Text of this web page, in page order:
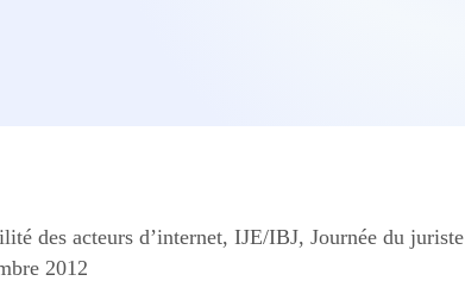
des acteurs d’internet, IJE/IBJ, Journée du juriste
2012